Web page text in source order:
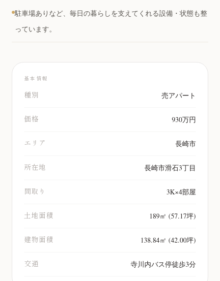
駐車場ありなど、毎日の暮らしを支えてくれる設備・状態も整
っています。
基本情報
種別 売アパート
価格 930万円
エリア 長崎市
所在地 長崎市滑石3丁目
間取り 3K×4部屋
土地面積 189㎡ (57.17坪)
建物面積 138.84㎡ (42.00坪)
交通 寺川内バス停徒歩3分